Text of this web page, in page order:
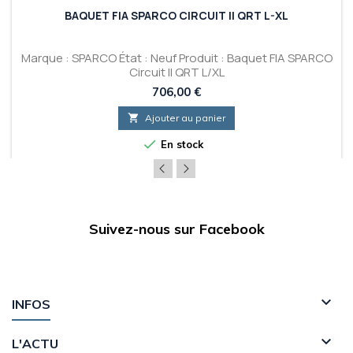
BAQUET FIA SPARCO CIRCUIT II QRT L-XL
Marque : SPARCO État : Neuf Produit : Baquet FIA SPARCO
Circuit II QRT L/XL
Prix
706,00 €
 Ajouter au panier
 En stock
Suivez-nous sur Facebook
INFOS 
L'ACTU 